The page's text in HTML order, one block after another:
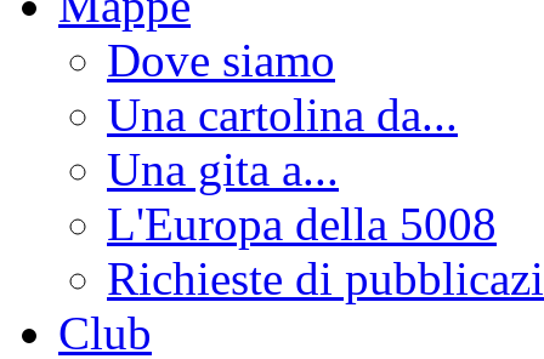
Dove siamo
Una cartolina da...
Una gita a...
L'Europa della 5008
Richieste di
Club